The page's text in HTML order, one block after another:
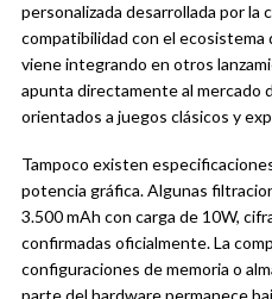
personalizada desarrollada por la
compatibilidad con el
viene integrando en otros
apunta directamente al mercado
orientados a juegos clásicos y
Tampoco existen
potencia gráfica. Algunas
3.500 mAh con carga de 10W,
confirmadas oficialmente. La
configuraciones de memoria o